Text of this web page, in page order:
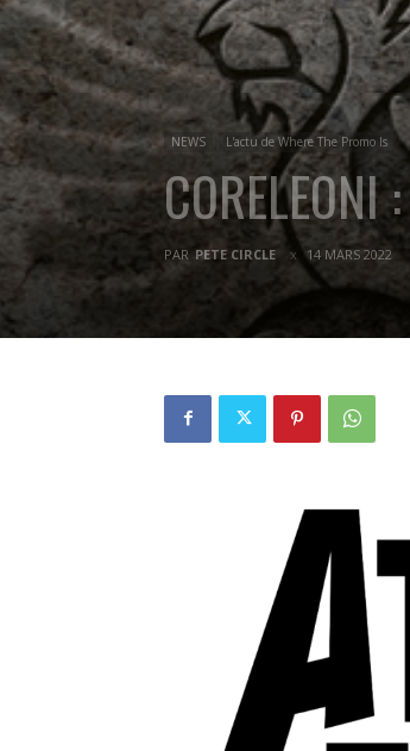
NEWS L'actu de Where The Promo Is
PAR PETE CIRCLE 14 MARS 2022